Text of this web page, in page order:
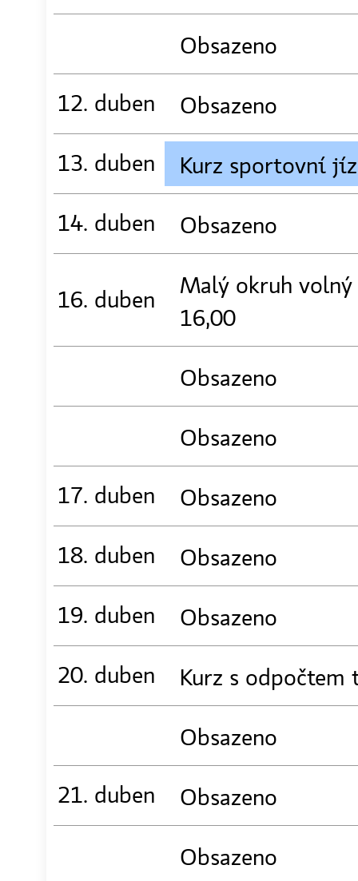
Obsazeno
12. duben Obsazeno
13. duben Kurz sportovní
14. duben Obsazeno
16. duben
Malý okruh
16,00
Obsazeno
Obsazeno
17. duben Obsazeno
18. duben Obsazeno
19. duben Obsazeno
20. duben Kurz s odpočtem
Obsazeno
21. duben Obsazeno
Obsazeno